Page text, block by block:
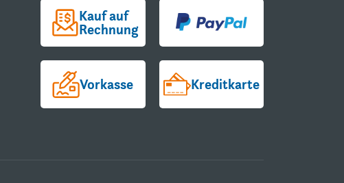
Kauf auf
Rechnung
Vorkasse Kreditkarte